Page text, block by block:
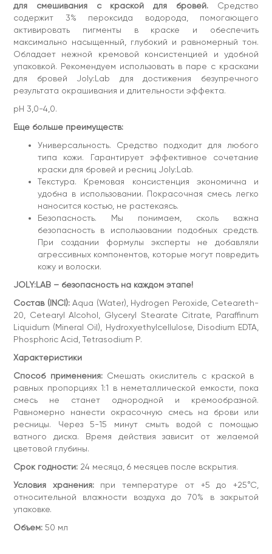
кожу и волоски.
JOLY:LAB – безопасность на каждом этапе!
Состав (INCI):Aqua (Water), Hydrogen Peroxide, Ceteareth-
20, Cetearyl Alcohol, Glyceryl Stearate Citrate, Paraffinum
Liquidum (Mineral Oil), Hydroxyethylcellulose, Disodium EDTA,
Phosphoric Acid, Tetrasodium P.
Характеристики
Способ применения:Смешать окислитель с краской в ​​
равных пропорциях 1:1 в неметаллической емкости, пока
смесь не станет однородной и кремообразной.
Равномерно нанести окрасочную смесь на брови или
ресницы. Через 5-15 минут смыть водой с помощью
ватного диска. Время действия зависит от желаемой
цветовой глубины.
Срок годности:24 месяца, 6 месяцев после вскрытия.
Условия хранения:при температуре от +5 до +25°С,
относительной влажности воздуха до 70% в закрытой
упаковке.
Объем:50 мл
для смешивания с краской для бровей. Средство
содержит 3% пероксида водорода, помогающего
активировать пигменты в краске и обеспечить
максимально насыщенный, глубокий и равномерный тон.
Обладает нежной кремовой консистенцией и удобной
упаковкой. Рекомендуем использовать в паре с красками
для бровей Joly:Lab для достижения безупречного
результата окрашивания и длительности эффекта.
pH 3,0-4,0.
Еще больше преимуществ:
Универсальность. Средство подходит для любого
типа кожи. Гарантирует эффективное сочетание
краски для бровей и ресниц Joly:Lab.
Текстура. Кремовая консистенция экономична и
удобна в использовании. Покрасочная смесь легко
наносится костью, не растекаясь.
Безопасность. Мы понимаем, сколь важна
безопасность в использовании подобных средств.
При создании формулы эксперты не добавляли
агрессивных компонентов, которые могут повредить
кожу и волоски.
JOLY:LAB – безопасность на каждом этапе!
Состав (INCI):Aqua (Water), Hydrogen Peroxide, Ceteareth-
20, Cetearyl Alcohol, Glyceryl Stearate Citrate, Paraffinum
Liquidum (Mineral Oil), Hydroxyethylcellulose, Disodium EDTA,
Phosphoric Acid, Tetrasodium P.
Характеристики
Способ применения: Смешать окислитель с краской в ​​
равных пропорциях 1:1 в неметаллической емкости, пока
смесь не станет однородной и кремообразной.
Равномерно нанести окрасочную смесь на брови или
ресницы. Через 5-15 минут смыть водой с помощью
ватного диска. Время действия зависит от желаемой
цветовой глубины.
Срок годности: 24 месяца, 6 месяцев после вскрытия.
Условия хранения:при температуре от +5 до +25°С,
относительной влажности воздуха до 70% в закрытой
упаковке.
Объем: 50 мл